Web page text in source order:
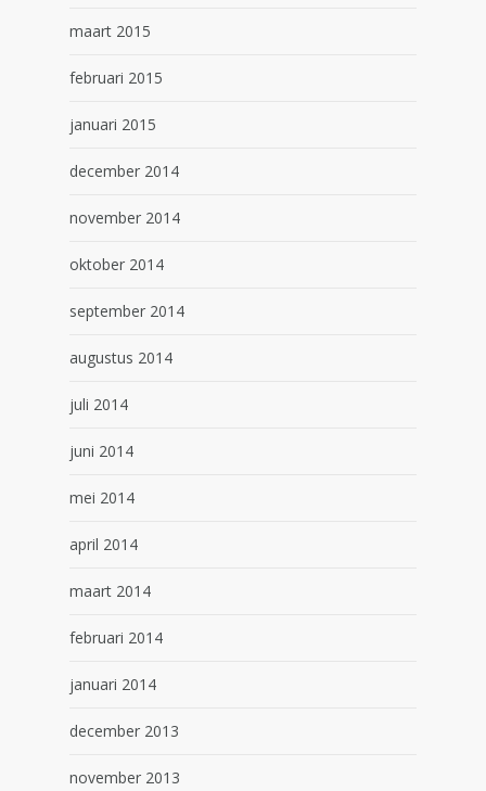
maart 2015
februari 2015
januari 2015
december 2014
november 2014
oktober 2014
september 2014
augustus 2014
juli 2014
juni 2014
mei 2014
april 2014
maart 2014
februari 2014
januari 2014
december 2013
november 2013